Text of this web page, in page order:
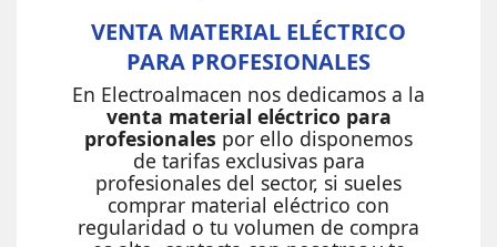
VENTA MATERIAL ELÉCTRICO
PARA PROFESIONALES
En Electroalmacen nos dedicamos a la
venta material eléctrico para
profesionales por ello disponemos
de tarifas exclusivas para
profesionales del sector, si sueles
comprar material eléctrico con
regularidad o tu volumen de compra